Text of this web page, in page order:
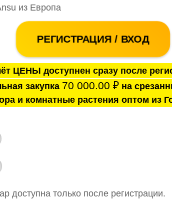
из Европа
РЕГИСТРАЦИЯ / ВХОД
ЦЕНЫ доступнен сразу после
закупка 70 000.00 ₽на
и комнатные растения оптом из
доступна только после регистрации.